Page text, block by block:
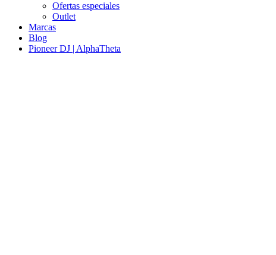
Ofertas especiales
Outlet
Marcas
Blog
Pioneer DJ | AlphaTheta